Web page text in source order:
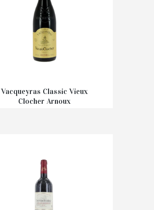
Vacqueyras Classic Vieux
Clocher Arnoux